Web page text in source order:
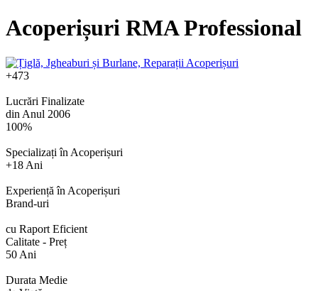
Acoperișuri RMA Professional
+473
Lucrări Finalizate
din Anul 2006
100%
Specializați în Acoperișuri
+18 Ani
Experiență în Acoperișuri
Brand-uri
cu Raport Eficient
Calitate - Preț
50 Ani
Durata Medie